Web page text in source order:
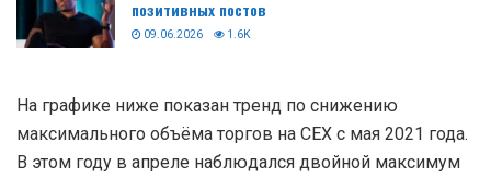
позитивных постов
09.06.2026 1.6K
На графике ниже показан тренд по снижению
максимального объёма торгов на CEX с мая 2021 года.
В этом году в апреле наблюдался двойной максимум